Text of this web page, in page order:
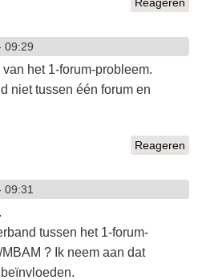
09:29
het 1-forum-probleem.
niet tussen één forum en
Reageren
09:31
tussen het 1-forum-
? Ik neem aan dat